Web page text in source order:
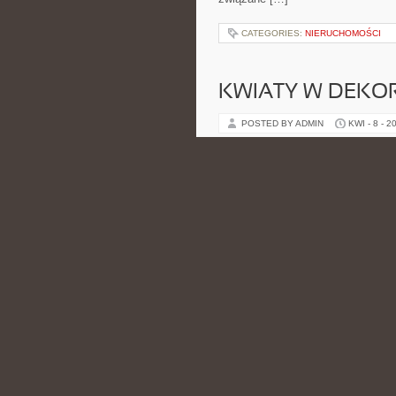
CATEGORIES: NIERUCHOMOŚCI
KWIATY W
POSTED BY ADMIN KWI - 8 -